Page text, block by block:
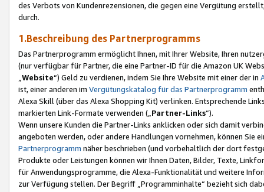
des Verbots von Kundenrezensionen, die gegen eine Vergütung
durch.
1.Beschreibung des Partnerprogramms
Das Partnerprogramm ermöglicht Ihnen, mit Ihrer Website, Ihren
(nur verfügbar für Partner, die eine Partner-ID für die Amazon UK
Website“) Geld zu verdienen, indem Sie Ihre Website mit einer der in
ist, einer anderen im Vergütungskatalog für das Partnerprogramm
Alexa Skill (über das Alexa Shopping Kit) verlinken. Entsprechende
markierten Link-Formate verwenden („ Partner-Links“).
Wenn unsere Kunden die Partner-Links anklicken oder sich damit
angeboten werden, oder andere Handlungen vornehmen, können Sie
Partnerprogramm näher beschrieben (und vorbehaltlich der dort
Produkte oder Leistungen können wir Ihnen Daten, Bilder, Texte,
für Anwendungsprogramme, die Alexa-Funktionalität und weitere
zur Verfügung stellen. Der Begriff „Programminhalte“ bezieht sich